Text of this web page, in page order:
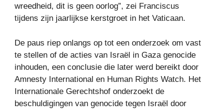
wreedheid, dit is geen oorlog”, zei Franciscus
tijdens zijn jaarlijkse kerstgroet in het Vaticaan.
De paus riep onlangs op tot een onderzoek om vast
te stellen of de acties van Israël in Gaza genocide
inhouden, een conclusie die later werd bereikt door
Amnesty International en Human Rights Watch. Het
Internationale Gerechtshof onderzoekt de
beschuldigingen van genocide tegen Israël door